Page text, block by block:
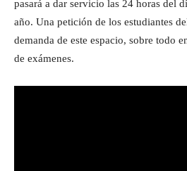
pasará a dar servicio las 24 horas del
año. Una petición de los estudiantes
demanda de este espacio, sobre todo
de exámenes.